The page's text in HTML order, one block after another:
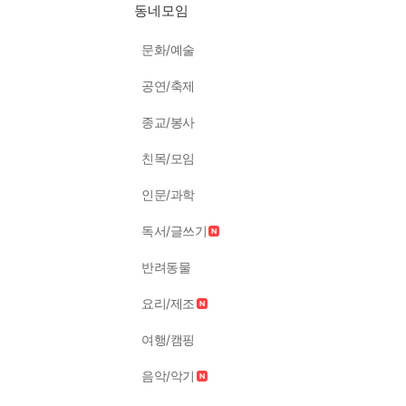
동네모임
문화/예술
공연/축제
종교/봉사
친목/모임
인문/과학
독서/글쓰기
반려동물
요리/제조
여행/캠핑
음악/악기